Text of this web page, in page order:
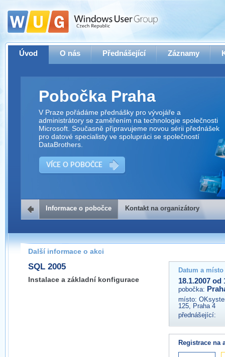
Úvod O nás Přednášející Záznamy
Pobočka Praha
V Praze pořádáme přednášky pro vývojáře a
administrátory se zaměřením na technologie společnosti
Microsoft. Současně připravujeme novou sérii přednášek
pro datové specialisty ve spolupráci se společností
DataBrothers.
VÍCE O POBOČCE
Kontakt na organizátory
Pokud máte jakýkoliv dotaz na organizátory této akce,
prosím neváhejte nás kontaktovat na e-mailu:
praha@wug.cz
Informace o pobočce Kontakt na organizátory
Další informace o akci
SQL 2005
Instalace a základní konfigurace
Datum a
18.1.2007 od
pobočka:
místo:
125, Praha 4
přednášející:
Registrace na